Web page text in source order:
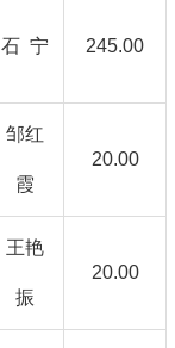
石 宁 245.00
邹红
霞
20.00
王艳
振
20.00